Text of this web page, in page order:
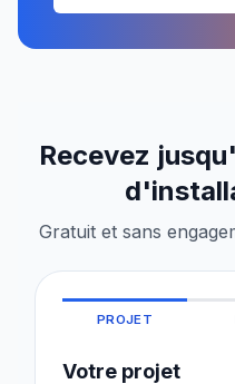
Recevez
Gratuit et sans
PROJET
Votre projet